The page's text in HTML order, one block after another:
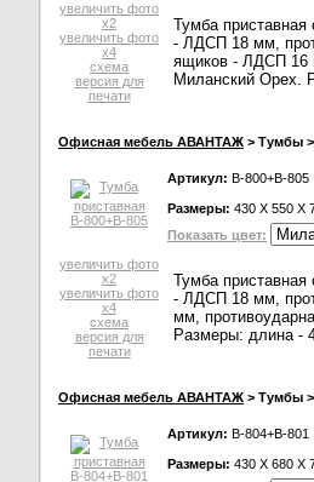
увеличить фото
x2
увеличить фото
x4
схема
версия для
печати
Тумба
- ЛДСП 18 мм,
ящиков - ЛДСП 16
Миланский Орех.
Офисная мебель АВАНТАЖ > Тумбы
Артикул: В-800+В-805
Размеры: 430 X 550 X
Показать цвет:
увеличить фото
x2
увеличить фото
x4
схема
версия для
печати
Тумба
- ЛДСП 18 мм,
мм,
Размеры: длина -
Офисная мебель АВАНТАЖ > Тумбы
Артикул: В-804+В-801
Размеры: 430 X 680 X